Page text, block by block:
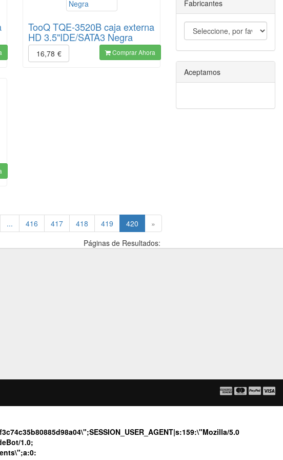
TooQ TQE-3520B caja externa
HD 3.5"IDE/SATA3 Negra
16,78 € Comprar Ahora
... 416 417 418 419 420 (current)
»
Páginas de Resultados:
Fabricantes
Aceptamos
5.0
1.0;